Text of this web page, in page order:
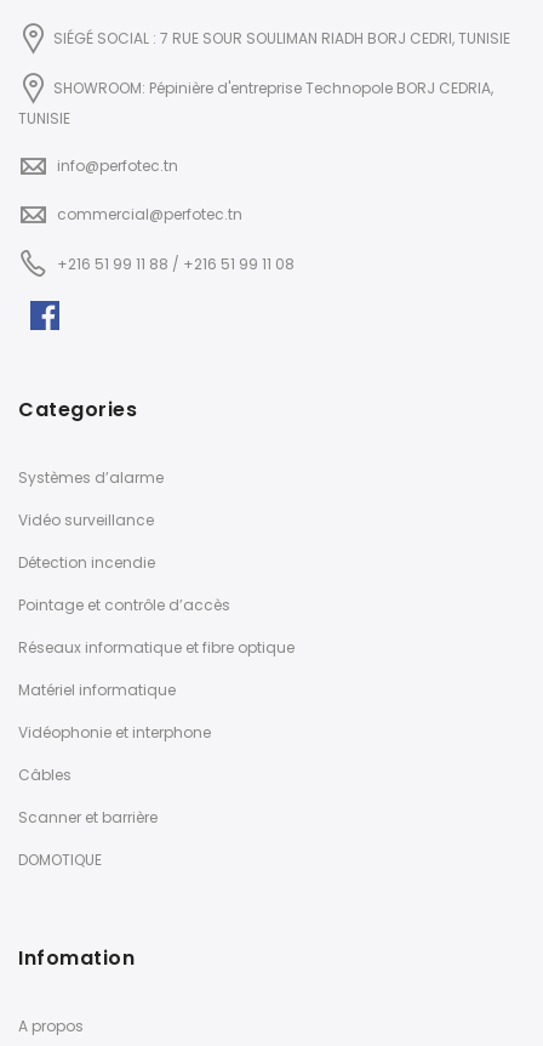
SIÉGÉ SOCIAL : 7 RUE SOUR SOULIMAN RIADH BORJ CEDRI, TUNISIE
SHOWROOM: Pépinière d'entreprise Technopole BORJ CEDRIA,
TUNISIE
info@perfotec.tn
commercial@perfotec.tn
+216 51 99 11 88 / +216 51 99 11 08
Categories
Systèmes d’alarme
Vidéo surveillance
Détection incendie
Pointage et contrôle d’accès
Réseaux informatique et fibre optique
Matériel informatique
Vidéophonie et interphone
Câbles
Scanner et barrière
DOMOTIQUE
Infomation
A propos